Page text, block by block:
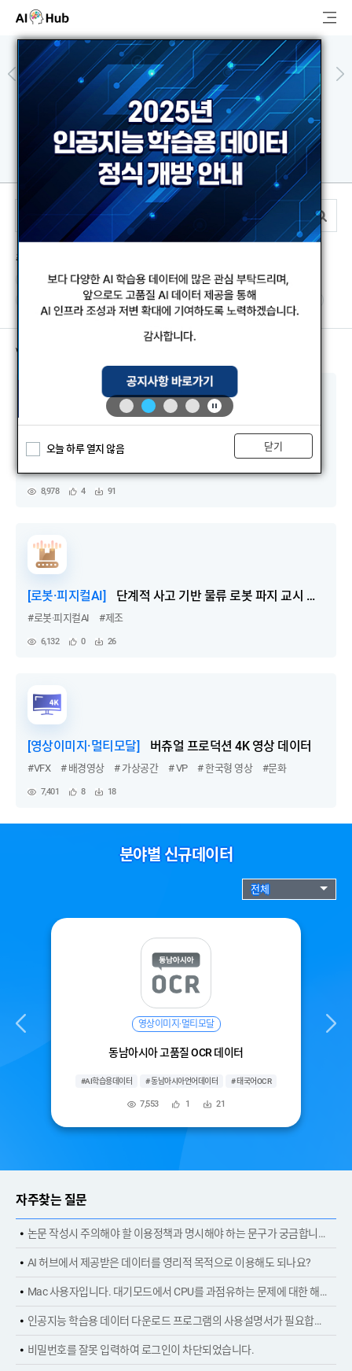
오늘 하루 열지 않음 닫기
AI-Hub
AI 데이터찾기
AI 허브소개
리더보드
AI 개발지원
고객지원
로그인 회원가입
검
색
한국어 영상이미지·멀티모달
추천 검색어
#피지컬AI #로봇 #자동차 #자율주행
#감정
#스마트카 #인공지능 #일상대화
[로봇·피지컬AI] 제조 공정 자동화 구현 로봇 티칭 데이터
조 8,978
관 4
다 91
[로봇·피지컬AI] 단계적 사고 기반 물류 로봇 파지 교시 데이터
#로봇·피지컬AI #제조
조 6,132
관 0
다 26
[영상이미지·멀티모달] 버츄얼 프로덕션 4K 영상 데이터
#VFX # 배경영상 # 가상공간 # VP # 한국형 영상 #문화
조 7,401
관 8
다 18
분야별 신규데이터
전체
영상이미지·멀티모달
동남아시아 고품질 OCR 데이터
조 7,553
관
록
1
다 21
#AI학습용데이터 # 동남아시아언어데이터
# 태국어OCR
자주찾는 질문
논문 작성시 주의해야 할 이용정책과 명시해야 하는 문구가 궁금합니다.
AI 허브에서 제공받은 데이터를 영리적 목적으로 이용해도 되나요?
Mac 사용자입니다. 대기모드에서 CPU를 과점유하는 문제에 대한 해결 방법은 없나요?
인공지능 학습용 데이터 다운로드 프로그램의 사용설명서가 필요합니다.
비밀번호를 잘못 입력하여 로그인이 차단되었습니다.